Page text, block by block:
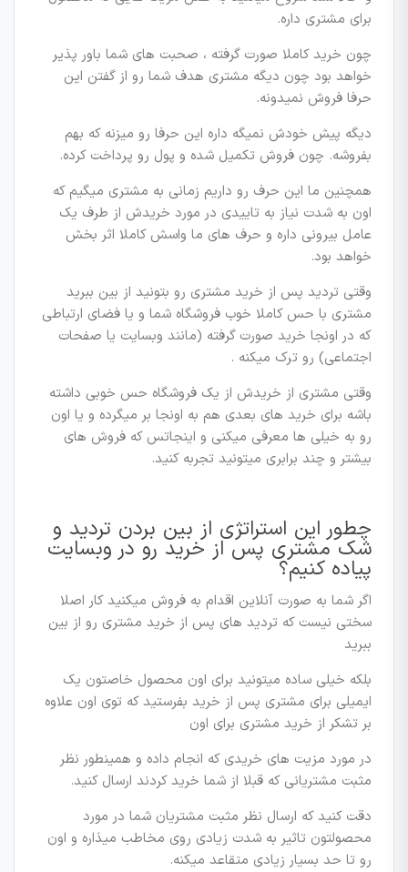
برای مشتری داره.
چون خرید کاملا صورت گرفته ، صحبت های شما باور پذیر
خواهد بود چون دیگه مشتری هدف شما رو از گفتن این
حرفا فروش نمیدونه.
دیگه پیش خودش نمیگه داره این حرفا رو میزنه که بهم
بفروشه. چون فروش تکمیل شده و پول رو پرداخت کرده.
همچنین ما این حرف رو داریم زمانی به مشتری میگیم که
اون به شدت نیاز به تاییدی در مورد خریدش از طرف یک
عامل بیرونی داره و حرف های ما واسش کاملا اثر بخش
خواهد بود.
وقتی تردید پس از خرید مشتری رو بتونید از بین ببرید
مشتری با حس کاملا خوب فروشگاه شما و یا فضای ارتباطی
که در اونجا خرید صورت گرفته (مانند وبسایت یا صفحات
اجتماعی) رو ترک میکنه .
وقتی مشتری از خریدش از یک فروشگاه حس خوبی داشته
باشه برای خرید های بعدی هم به اونجا بر میگرده و یا اون
رو به خیلی ها معرفی میکنی و اینجاتس که فروش های
بیشتر و چند برابری میتونید تجربه کنید.
چطور این استراتژی از بین بردن تردید و
شک مشتری پس از خرید رو در وبسایت
پیاده کنیم؟
اگر شما به صورت آنلاین اقدام به فروش میکنید کار اصلا
سختی نیست که تردید های پس از خرید مشتری رو از بین
ببرید
بلکه خیلی ساده میتونید برای اون محصول خاصتون یک
ایمیلی برای مشتری پس از خرید بفرستید که توی اون علاوه
بر تشکر از خرید مشتری برای اون
در مورد مزیت های خریدی که انجام داده و همینطور نظر
مثبت مشتریانی که قبلا از شما خرید کردند ارسال کنید.
دقت کنید که ارسال نظر مثبت مشتریان شما در مورد
محصولتون تاثیر به شدت زیادی روی مخاطب میذاره و اون
رو تا حد بسیار زیادی متقاعد میکنه.